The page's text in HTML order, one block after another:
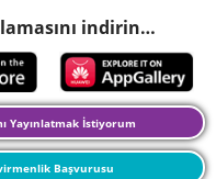
indirin…
Yayınlatmak İstiyorum
Başvurusu